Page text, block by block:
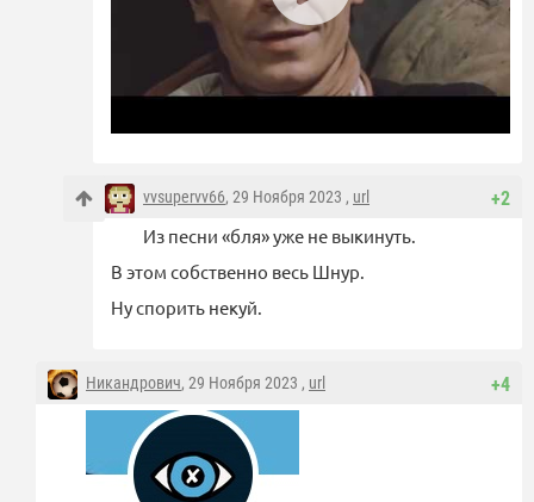
+2
vvsupervv66, 29 Ноября 2023 , url
Из песни «бля» уже не выкинуть.
В этом собственно весь Шнур.
Ну спорить некуй.
+4
Никандрович, 29 Ноября 2023 , url